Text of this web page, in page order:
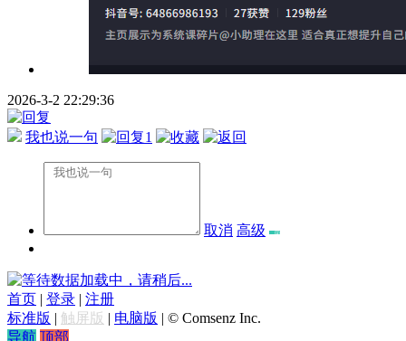
2026-3-2 22:29:36
我也说一句 1
取消 高级
数据加载中，请稍后...
首页 | 登录 | 注册
标准版 | 触屏版 | 电脑版 | © Comsenz Inc.
导航 顶部